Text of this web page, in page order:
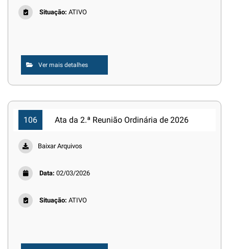
Situação: ATIVO
Ver mais detalhes
106 Ata da 2.ª Reunião Ordinária de 2026
Baixar Arquivos
Data: 02/03/2026
Situação: ATIVO